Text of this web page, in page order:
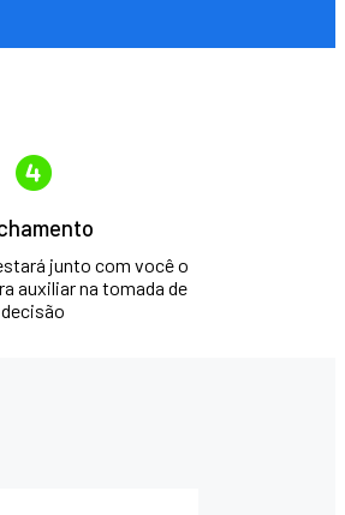
junto com você o
auxiliar na tomada de
decisão